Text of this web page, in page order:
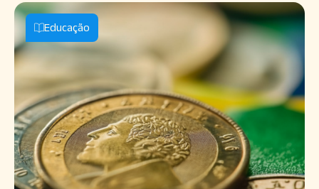
Educação